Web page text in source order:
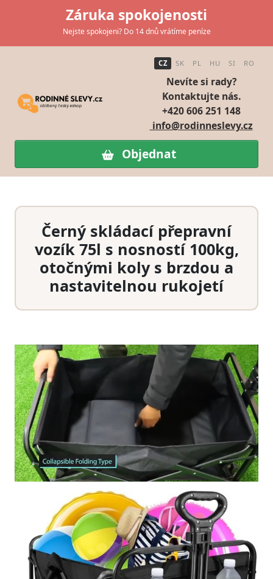
Záruka spokojenosti
Nejste spokojeni? Do 14 dnů vrátíme peníze
CZ SK PL HU SI RO
Nevíte si rady?
Kontaktujte nás.
+420 606 251 148
info@rodinneslevy.cz
Objednat
Černý skládací přepravní
vozík 75l s nosností 100kg,
otočnými koly s brzdou a
nastavitelnou rukojetí